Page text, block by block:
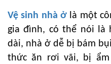
Vệ sinh nhà ởlà một
gia đình, có thể nói là
dài, nhà ở dễ bị bám
thức ăn rơi vãi, bị